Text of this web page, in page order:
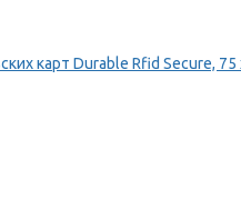
карт Durable Rfid Secure,